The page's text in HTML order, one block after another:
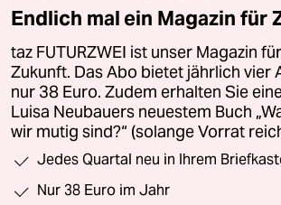
Endlich mal ein Magazin für
taz FUTURZWEI ist unser Magazin
Zukunft. Das Abo bietet jährlich vier
nur 38 Euro. Zudem erhalten Sie
Luisa Neubauers neuestem Buch
wir mutig sind?“ (solange Vorrat
Jedes Quartal neu in Ihrem
Nur 38 Euro im Jahr